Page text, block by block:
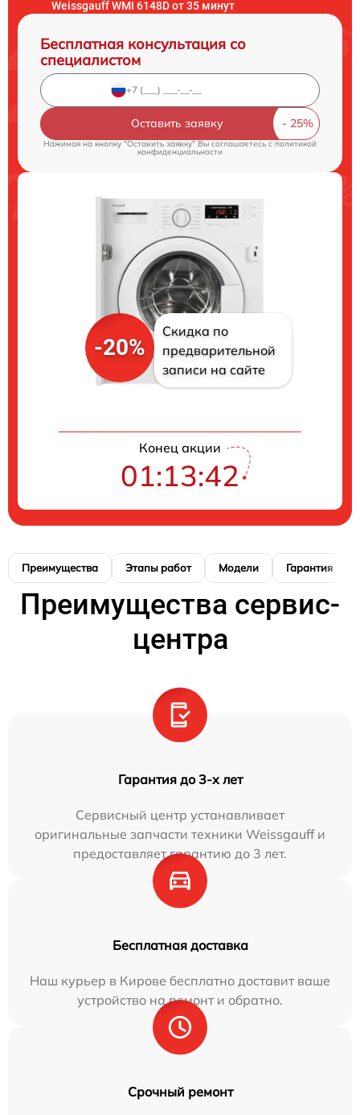
Weissgauff WMI 6148D от 35 минут
Бесплатная консультация со
специалистом
Оставить заявку
Нажимая на кнопку "Оставить заявку" Вы соглашаетесь cполитикой
конфиденциальности
-20%
Скидка по
предварительной
записи на сайте
Конец акции
01:13:41
Преимущества Этапы работ Модели Гарантия
Преимущества сервис-
центра
Гарантия до 3-х лет
Сервисный центр устанавливает
оригинальные запчасти техники Weissgauff и
предоставляет гарантию до 3 лет.
Бесплатная доставка
Наш курьер в Кирове бесплатно доставит ваше
устройство на ремонт и обратно.
Срочный ремонт